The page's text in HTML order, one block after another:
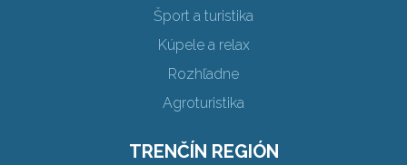
Šport a turistika
Kúpele a relax
Rozhľadne
Agroturistika
TRENČÍN REGIÓN